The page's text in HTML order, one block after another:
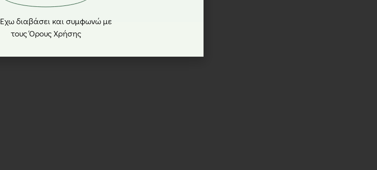
Έχω διαβάσει και συμφωνώ με
τους Όρους Χρήσης